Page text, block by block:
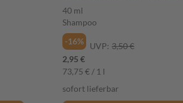
40 ml
Shampoo
-16%
UVP: 3,50 €
2,95 €
73,75 € / 1 l
sofort lieferbar